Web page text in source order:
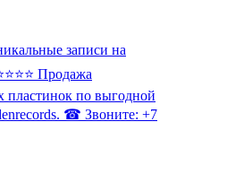
записи на
Продажа
по выгодной
☎ Звоните: +7